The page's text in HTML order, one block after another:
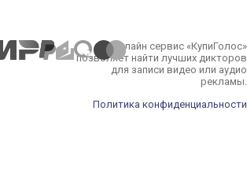
Онлайн сервис «КупиГолос»
позволяет найти лучших дикторов
для записи видео или аудио
рекламы.
Политика конфиденциальности